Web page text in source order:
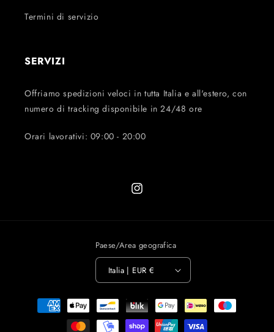
Termini di servizio
SERVIZI
Offriamo spedizioni veloci in tutta Italia e all'estero, con
numero di tracking disponibile in 24/48 ore
Orari lavorativi: 09:00 - 20:00
Instagram
Paese/Area geografica
Italia | EUR €
Metodi